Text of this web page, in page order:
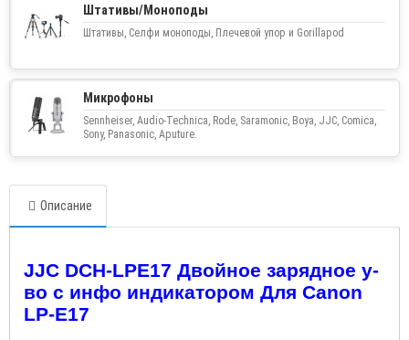
Штативы/Моноподы
Штативы, Селфи моноподы, Плечевой упор и Gorillapod
Микрофоны
Sennheiser, Audio-Technica, Rode, Saramonic, Boya, JJC, Comica,
Sony, Panasonic, Aputure.
Описание
JJC DCH-LPE17 Двойное зарядное у-
во с инфо индикатором Для Canon
LP-E17